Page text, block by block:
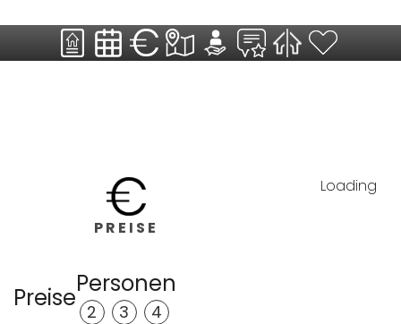
PREISE
PreisePersonen
2 3 4
Loading